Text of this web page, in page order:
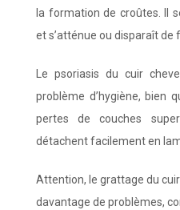
la formation de croûtes. Il
et s’atténue ou disparaît de
Le psoriasis du cuir
problème d’hygiène, bien
pertes de couches
détachent facilement en
Attention, le grattage du
davantage de problèmes,